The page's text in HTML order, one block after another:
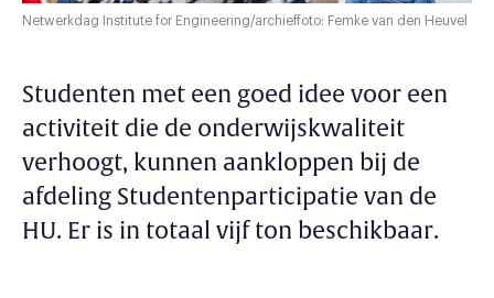
Netwerkdag Institute for Engineering/archieffoto: Femke van den Heuvel
Studenten met een goed idee voor een
activiteit die de onderwijskwaliteit
verhoogt, kunnen aankloppen bij de
afdeling Studentenparticipatie van de
HU. Er is in totaal vijf ton beschikbaar.